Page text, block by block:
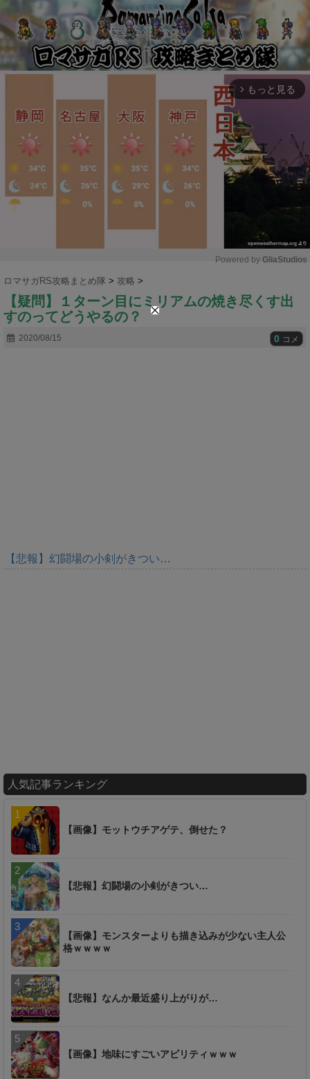
arrow_forward_ios もっと見る
u
Powered by GliaStudios
ロマサガRS攻略まとめ隊 > 攻略 >
【疑問】１ターン目にミリアムの焼き尽くす出
すのってどうやるの？
2020/08/15 0 コメ
【悲報】幻闘場の小剣がきつい…
人気記事ランキング
【画像】モットウチアゲテ、倒せた？
【悲報】幻闘場の小剣がきつい…
【画像】モンスターよりも描き込みが少ない主人公
格ｗｗｗｗ
【悲報】なんか最近盛り上がりが…
【画像】地味にすごいアビリティｗｗｗ